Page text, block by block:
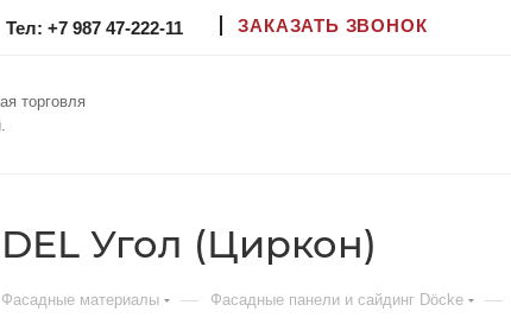
Тел: +7 987 47-222-11 ЗАКАЗАТЬ ЗВОНОК
торговля
Угол (Циркон)
Фасадные материалы — Фасадные панели и сайдинг Döcke —